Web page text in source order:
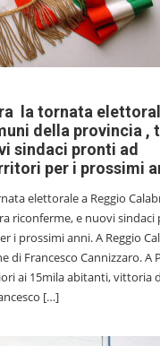
la tornata
della provincia ,
sindaci pronti ad
per i prossimi
elettorale a Reggio
riconferme, e nuovi sindaci
i prossimi anni. A Reggio
di Francesco Cannizzaro. A
ai 15mila abitanti, vittoria
[…]